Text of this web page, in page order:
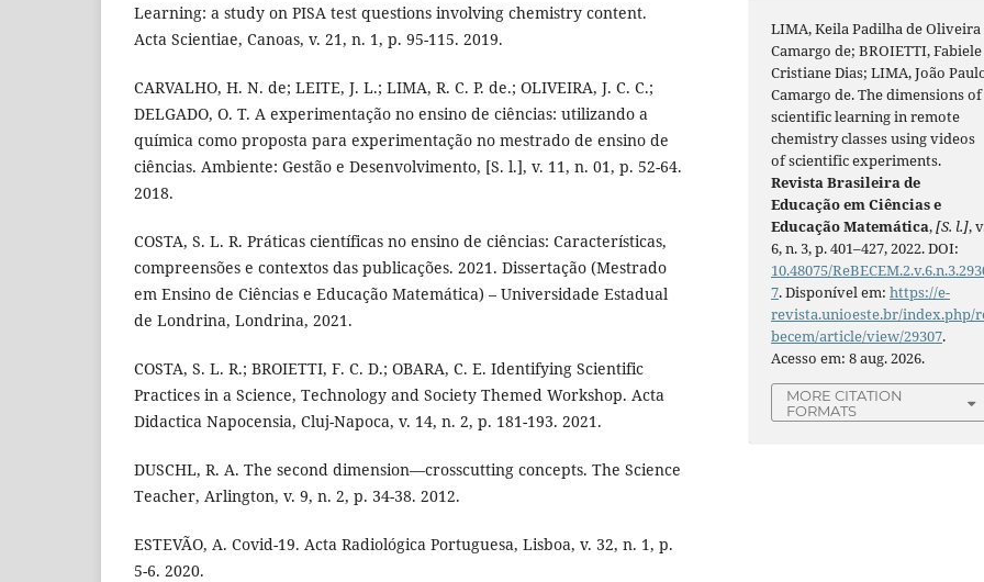
Learning: a study on PISA test questions involving chemistry content.
Acta Scientiae, Canoas, v. 21, n. 1, p. 95-115. 2019.
CARVALHO, H. N. de; LEITE, J. L.; LIMA, R. C. P. de.; OLIVEIRA, J. C. C.;
DELGADO, O. T. A experimentação no ensino de ciências: utilizando a
química como proposta para experimentação no mestrado de ensino de
ciências. Ambiente: Gestão e Desenvolvimento, [S. l.], v. 11, n. 01, p. 52-64.
2018.
COSTA, S. L. R. Práticas científicas no ensino de ciências: Características,
compreensões e contextos das publicações. 2021. Dissertação (Mestrado
em Ensino de Ciências e Educação Matemática) – Universidade Estadual
de Londrina, Londrina, 2021.
COSTA, S. L. R.; BROIETTI, F. C. D.; OBARA, C. E. Identifying Scientific
Practices in a Science, Technology and Society Themed Workshop. Acta
Didactica Napocensia, Cluj-Napoca, v. 14, n. 2, p. 181-193. 2021.
DUSCHL, R. A. The second dimension—crosscutting concepts. The Science
Teacher, Arlington, v. 9, n. 2, p. 34-38. 2012.
ESTEVÃO, A. Covid-19. Acta Radiológica Portuguesa, Lisboa, v. 32, n. 1, p.
5-6. 2020.
LIMA, Keila Padilha de Oliveira
Camargo de; BROIETTI, Fabiele
Cristiane Dias; LIMA, João
Camargo de. The dimensions of
scientific learning in remote
chemistry classes using videos
of scientific experiments.
Revista Brasileira de
Educação em Ciências e
Educação Matemática,[S. l.],
6, n. 3, p. 401–427, 2022. DOI:
10.48075/
7. Disponível em:https://e-
revista.unioeste.br/index.php/
becem/article/view/29307.
Acesso em: 8 aug. 2026.
MORE CITATION
FORMATS